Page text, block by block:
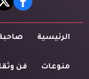
الرئيسية
منوعات فن